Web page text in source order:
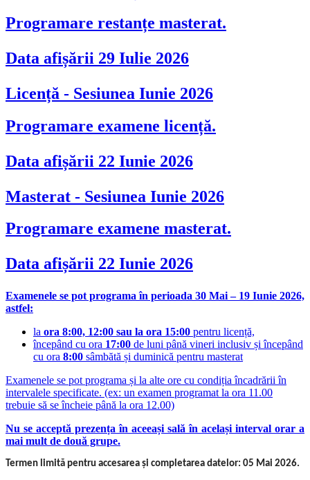
Programare restanțe masterat.
Data afișării 29 Iulie 2026
Licență - Sesiunea Iunie 2026
Programare examene licență.
Data afișării 22 Iunie 2026
Masterat - Sesiunea Iunie 2026
Programare examene masterat.
Data afișării 22 Iunie 2026
Examenele se pot programa în perioada 30 Mai – 19 Iunie 2026,
astfel:
la ora 8:00, 12:00 sau la ora 15:00 pentru licență,
începând cu ora 17:00 de luni până vineri inclusiv și începând
cu ora 8:00 sâmbătă și duminică pentru masterat
Examenele se pot programa și la alte ore cu condiția încadrării în
intervalele specificate. (ex: un examen programat la ora 11.00
trebuie să se încheie până la ora 12.00)
Nu se acceptă prezența în aceeași sală în același interval orar a
mai mult de două grupe.
Termen limită pentru accesarea și completarea datelor: 05 Mai 2026.